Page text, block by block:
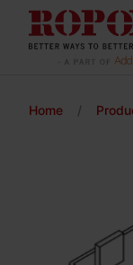
Home /